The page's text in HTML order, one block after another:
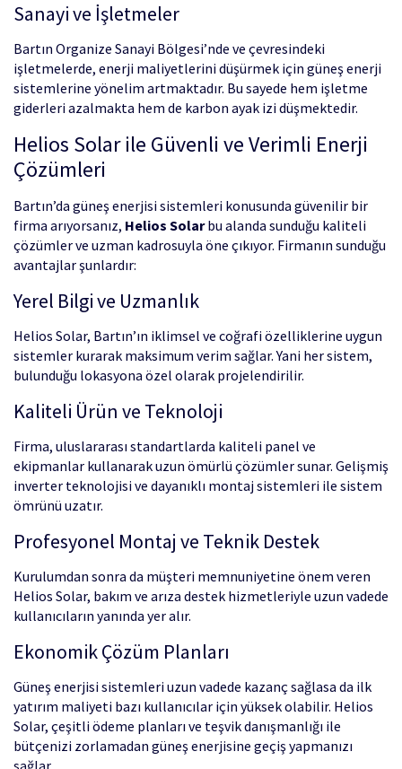
Sanayi ve İşletmeler
Bartın Organize Sanayi Bölgesi’nde ve çevresindeki
işletmelerde, enerji maliyetlerini düşürmek için güneş enerji
sistemlerine yönelim artmaktadır. Bu sayede hem işletme
giderleri azalmakta hem de karbon ayak izi düşmektedir.
Helios Solar ile Güvenli ve Verimli Enerji
Çözümleri
Bartın’da güneş enerjisi sistemleri konusunda güvenilir bir
firma arıyorsanız, Helios Solarbu alanda sunduğu kaliteli
çözümler ve uzman kadrosuyla öne çıkıyor. Firmanın sunduğu
avantajlar şunlardır:
Yerel Bilgi ve Uzmanlık
Helios Solar, Bartın’ın iklimsel ve coğrafi özelliklerine uygun
sistemler kurarak maksimum verim sağlar. Yani her sistem,
bulunduğu lokasyona özel olarak projelendirilir.
Kaliteli Ürün ve Teknoloji
Firma, uluslararası standartlarda kaliteli panel ve
ekipmanlar kullanarak uzun ömürlü çözümler sunar. Gelişmiş
inverter teknolojisi ve dayanıklı montaj sistemleri ile sistem
ömrünü uzatır.
Profesyonel Montaj ve Teknik Destek
Kurulumdan sonra da müşteri memnuniyetine önem veren
Helios Solar, bakım ve arıza destek hizmetleriyle uzun vadede
kullanıcıların yanında yer alır.
Ekonomik Çözüm Planları
Güneş enerjisi sistemleri uzun vadede kazanç sağlasa da ilk
yatırım maliyeti bazı kullanıcılar için yüksek olabilir. Helios
Solar, çeşitli ödeme planları ve teşvik danışmanlığı ile
bütçenizi zorlamadan güneş enerjisine geçiş yapmanızı
sağlar.